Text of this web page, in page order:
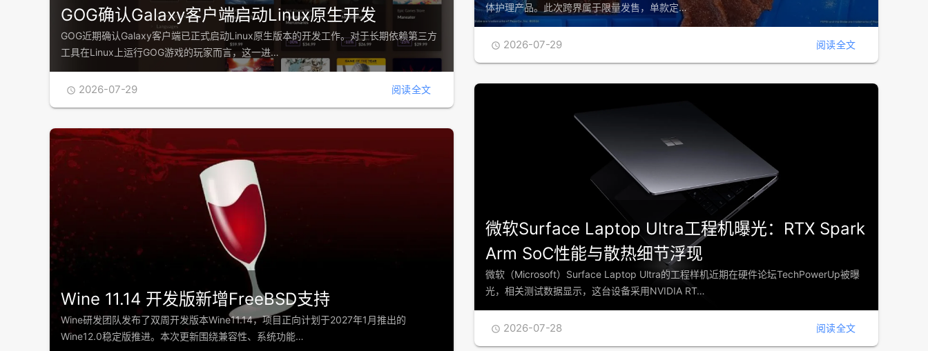
GOG确认Galaxy客户端启动Linux原生开发
GOG近期确认Galaxy客户端已正式启动Linux原生版本的开发工作。对于长期依赖第三方
工具在Linux上运行GOG游戏的玩家而言，这一进…
 2026-07-29 阅读全文
体护理产品。此次跨界属于限量发售，单款定…
 2026-07-29 阅读全文
微软Surface Laptop Ultra工程机曝光：RTX Spark
Arm SoC性能与散热细节浮现
微软（Microsoft）Surface Laptop Ultra的工程样机近期在硬件论坛TechPowerUp被曝
光，相关测试数据显示，这台设备采用NVIDIA RT…
 2026-07-28 阅读全文
Wine 11.14 开发版新增FreeBSD支持
Wine研发团队发布了双周开发版本Wine11.14，项目正向计划于2027年1月推出的
Wine12.0稳定版推进。本次更新围绕兼容性、系统功能…